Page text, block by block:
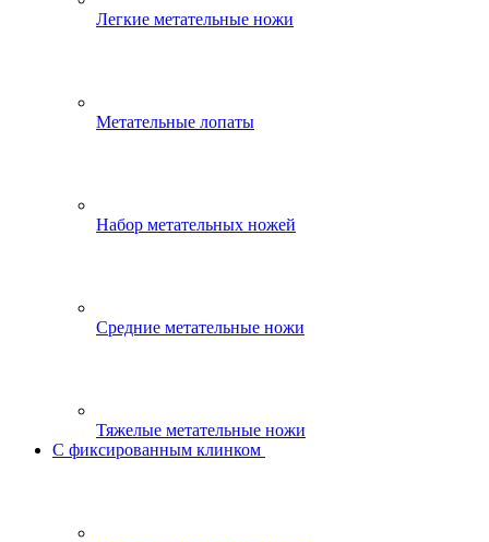
Легкие метательные ножи
Метательные лопаты
Набор метательных ножей
Средние метательные ножи
Тяжелые метательные ножи
С фиксированным клинком